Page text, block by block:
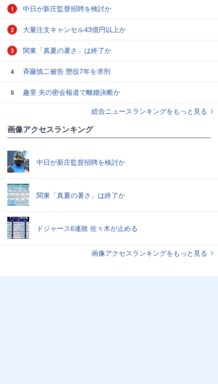
1 中日が新庄監督招聘を検討か
2 大量注文キャンセル43億円以上か
3 関東「真夏の暑さ」は終了か
4 斉藤慎二被告 懲役7年を求刑
5
趣里 夫の密会報道で離婚決断か
総合ニュースランキングをもっと見る
画像アクセスランキング
中日が新庄監督招聘を検討か
関東「真夏の暑さ」は終了か
ドジャース6連敗 佐々木が止める
画像アクセスランキングをもっと見る